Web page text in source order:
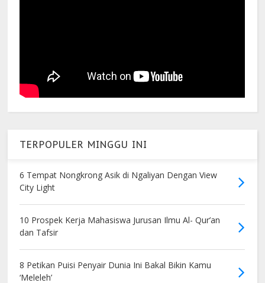
TERPOPULER MINGGU INI
6 Tempat Nongkrong Asik di Ngaliyan Dengan View
City Light
10 Prospek Kerja Mahasiswa Jurusan Ilmu Al- Qur’an
dan Tafsir
8 Petikan Puisi Penyair Dunia Ini Bakal Bikin Kamu
‘Meleleh’